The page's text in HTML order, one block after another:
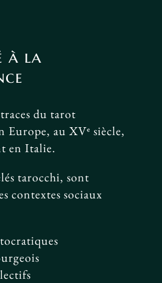
à la
du tarot
Europe, au XVᵉ siècle,
en Italie.
tarocchi, sont
contextes sociaux